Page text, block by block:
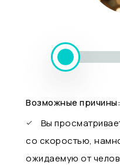
Возможные причины:
Вы
со скоростью,
ожидаемую от